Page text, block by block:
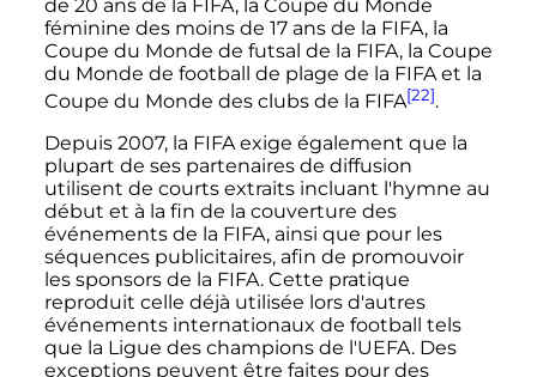
de 20 ans de la FIFA, la Coupe du Monde
féminine des moins de 17 ans de la FIFA, la
Coupe du Monde de futsal de la FIFA, la Coupe
du Monde de football de plage de la FIFA et la
Coupe du Monde des clubs de la FIFA[22].
Depuis 2007, la FIFA exige également que la
plupart de ses partenaires de diffusion
utilisent de courts extraits incluant l'hymne au
début et à la fin de la couverture des
événements de la FIFA, ainsi que pour les
séquences publicitaires, afin de promouvoir
les sponsors de la FIFA. Cette pratique
reproduit celle déjà utilisée lors d'autres
événements internationaux de football tels
que la Ligue des champions de l'UEFA. Des
exceptions peuvent être faites pour des